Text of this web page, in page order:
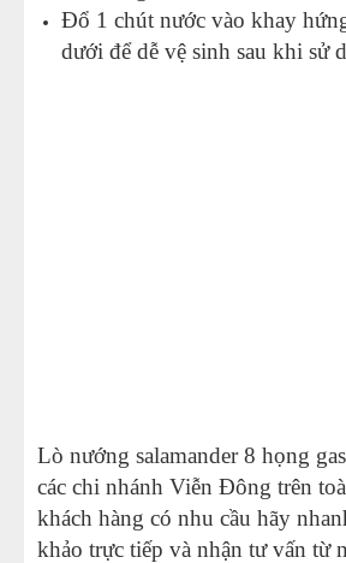
Đổ 1 chút nước vào khay
dưới để dễ vệ sinh sau khi sử
Lò nướng salamander 8 họng
các chi nhánh Viễn Đông trên
khách hàng có nhu cầu hãy
khảo trực tiếp và nhận tư vấn từ